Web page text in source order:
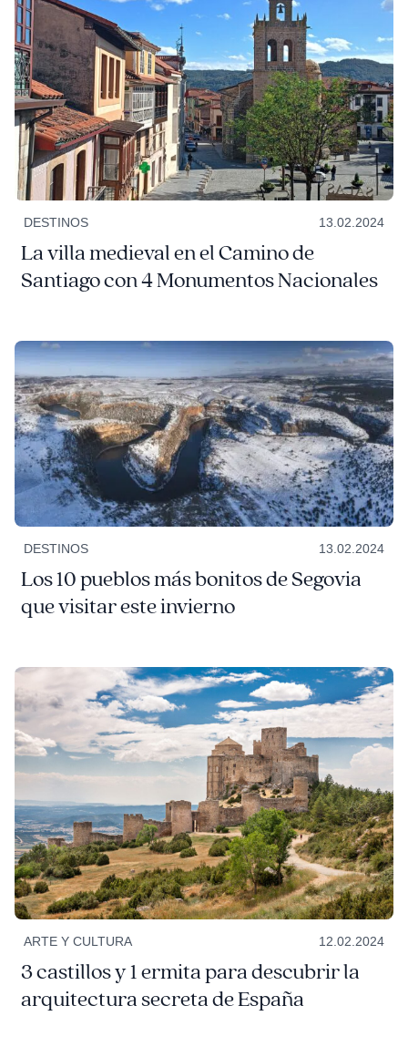
DESTINOS 13.02.2024
La villa medieval en el Camino de
Santiago con 4 Monumentos Nacionales
DESTINOS 13.02.2024
Los 10 pueblos más bonitos de Segovia
que visitar este invierno
ARTE Y CULTURA 12.02.2024
3 castillos y 1 ermita para descubrir la
arquitectura secreta de España